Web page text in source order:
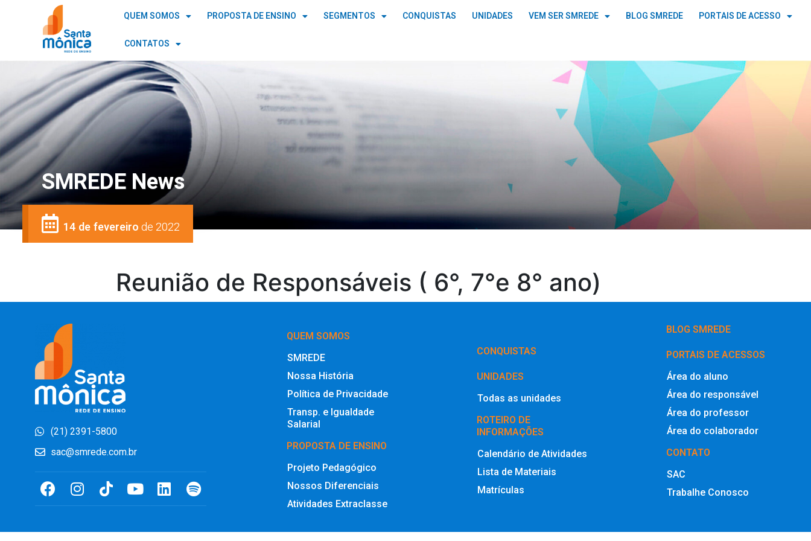
QUEM SOMOS PROPOSTA DE ENSINO SEGMENTOS CONQUISTAS UNIDADES VEM SER SMREDE BLOG SMREDE PORTAIS DE ACESSO
CONTATOS
SMREDE News
14 de fevereirode 2022
Reunião de Responsáveis ( 6°, 7°e 8° ano)
(21) 2391-5800
sac@smrede.com.br
QUEM SOMOS
SMREDE
Nossa História
Política de Privacidade
Transp. e Igualdade
Salarial
PROPOSTA DE ENSINO
Projeto Pedagógico
Nossos Diferenciais
Atividades Extraclasse
‎CONQUISTAS
UNIDADES
Todas as unidades
ROTEIRO DE
INFORMAÇÕES
Calendário de Atividades
Lista de Materiais
Matrículas
BLOG SMREDE
PORTAIS DE ACESSOS
Área do aluno
Área do responsável
Área do professor
Área do colaborador
CONTATO
SAC
Trabalhe Conosco